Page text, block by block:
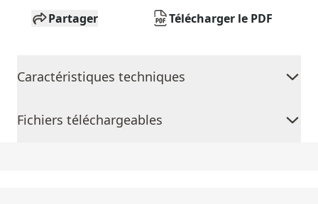
Partager Télécharger le PDF
Caractéristiques techniques
Fichiers téléchargeables